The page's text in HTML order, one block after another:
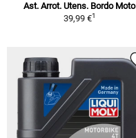
Ast. Arrot. Utens. Bordo Moto
39,99 €1